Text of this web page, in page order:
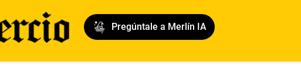
Pregúntale a Merlín IA